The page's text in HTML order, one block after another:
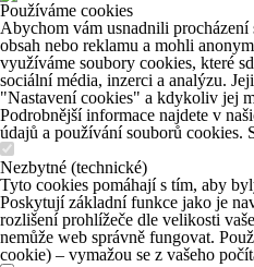
Používáme cookies
Abychom vám usnadnili
obsah nebo reklamu a mohli
využíváme soubory cookies, které
sociální média, inzerci a analýzu.
"Nastavení cookies" a kdykoliv jej
Podrobnější informace najdete v
údajů a používání souborů cookies.
Nezbytné (technické)
Tyto cookies pomáhají s tím, aby
Poskytují základní funkce jako je
rozlišení prohlížeče dle velikosti
nemůže web správně fungovat.
cookie) – vymažou se z vašeho